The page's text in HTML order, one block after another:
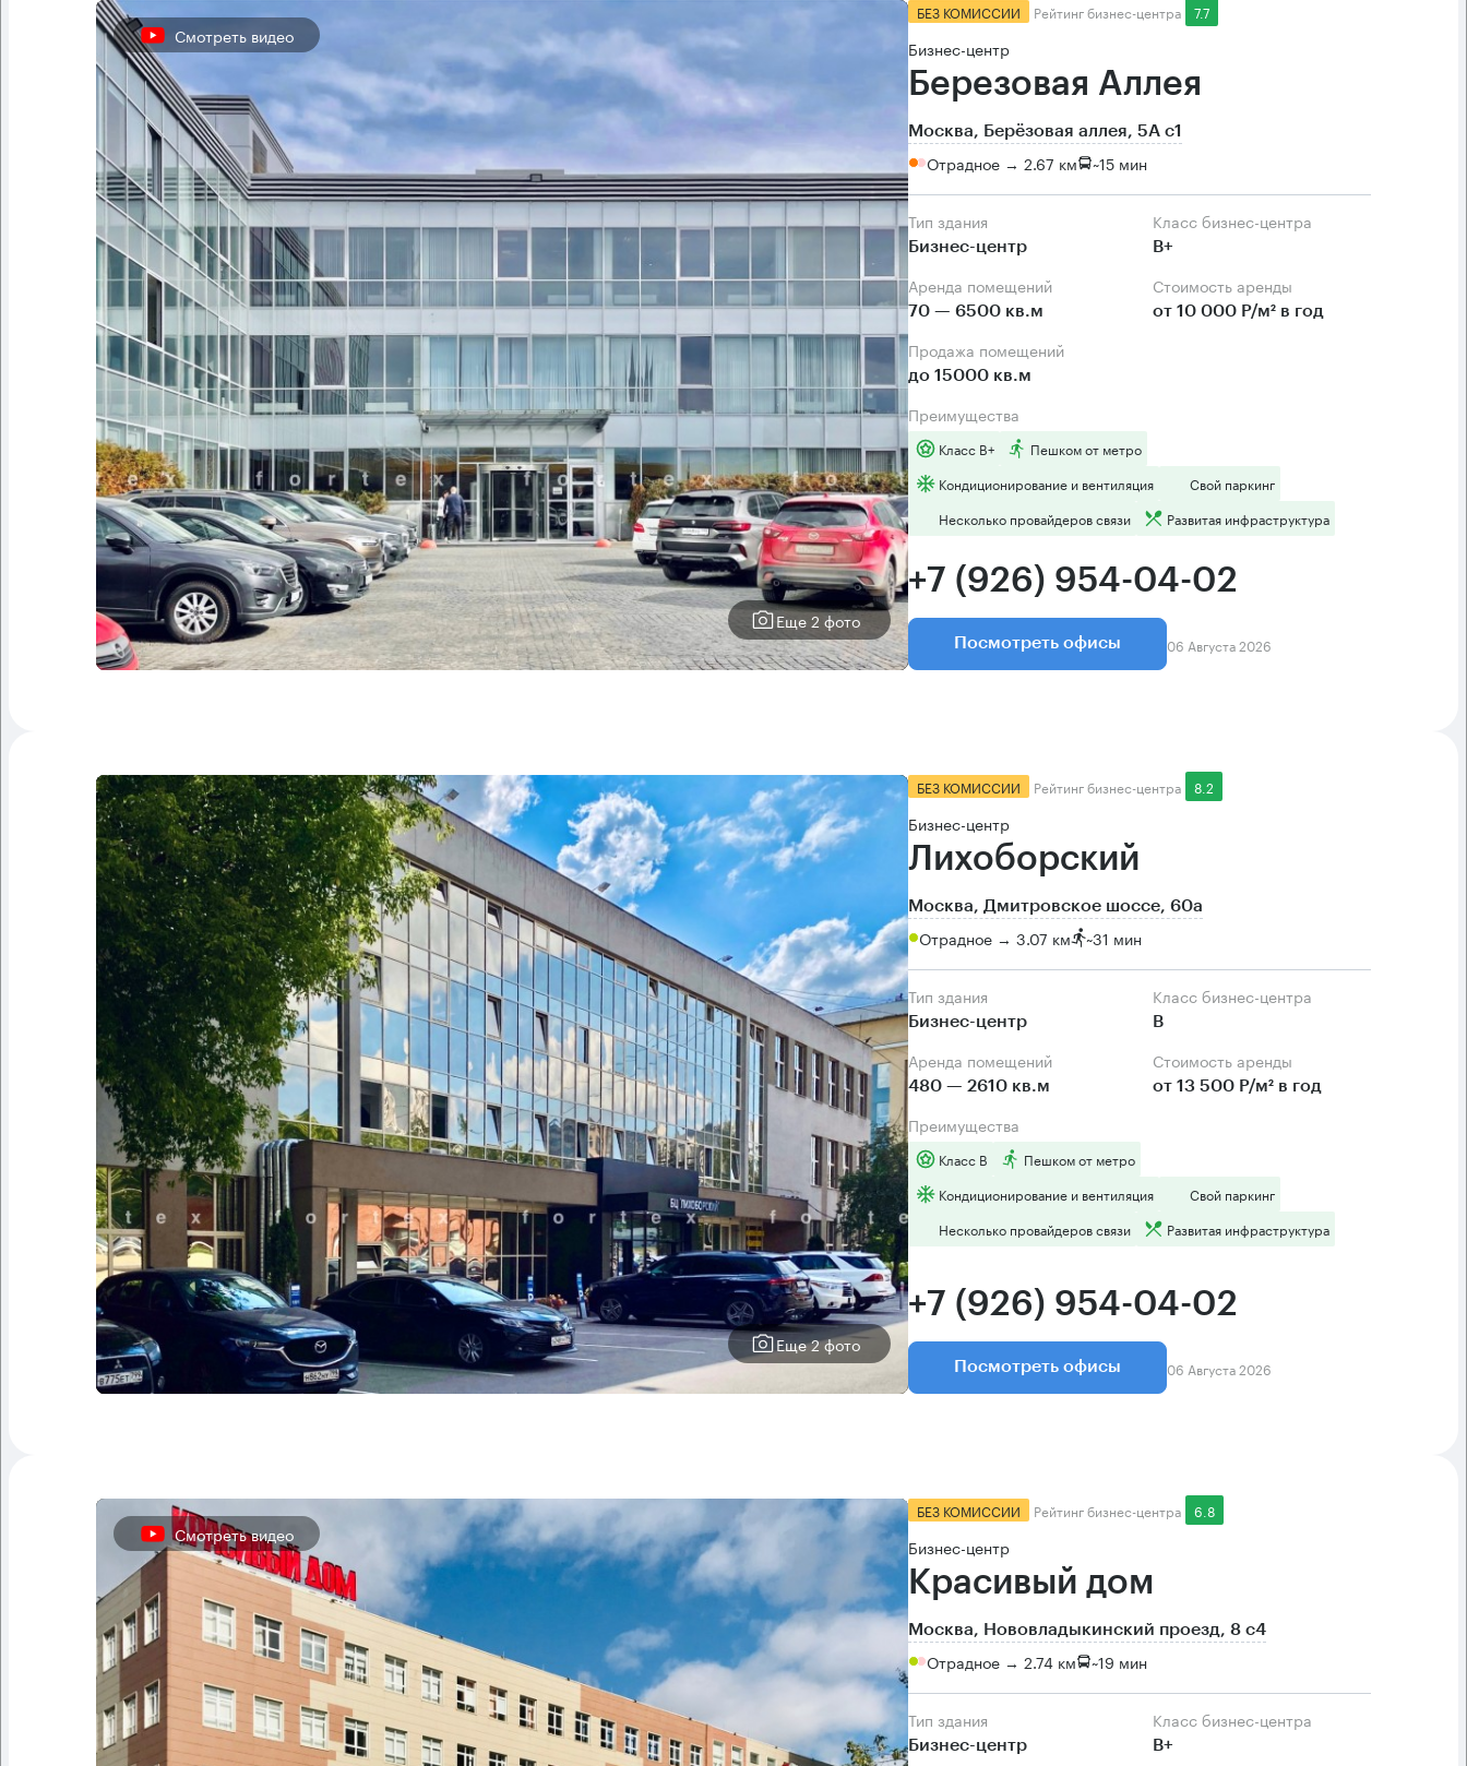
Смотреть видео
Еще 2 фото
БЕЗ КОМИССИИ Рейтинг бизнес-центра 7.7
Бизнес-центр
Березовая Аллея
Москва, Берёзовая аллея, 5А с1
Отрадное → 2.67 км ~15 мин
Тип здания
Бизнес-центр
Класс бизнес-центра
B+
Аренда помещений
70 — 6500 кв.м
Стоимость аренды
от 10 000 Р/м² в год
Продажа помещений
до 15000 кв.м
Преимущества
Класс B+
Пешком от метро
Кондиционирование и вентиляция
Свой паркинг
Несколько провайдеров связи
Развитая инфраструктура
+7 (926) 954-04-02
Посмотреть офисы 06 Августа 2026
Еще 2 фото
БЕЗ КОМИССИИ Рейтинг бизнес-центра 8.2
Бизнес-центр
Лихоборский
Москва, Дмитровское шоссе, 60а
Отрадное → 3.07 км ~31 мин
Тип здания
Бизнес-центр
Класс бизнес-центра
B
Аренда помещений
480 — 2610 кв.м
Стоимость аренды
от 13 500 Р/м² в год
Преимущества
Класс B
Пешком от метро
Кондиционирование и вентиляция
Свой паркинг
Несколько провайдеров связи
Развитая инфраструктура
+7 (926) 954-04-02
Посмотреть офисы 06 Августа 2026
Смотреть видео
БЕЗ КОМИССИИ Рейтинг бизнес-центра 6.8
Бизнес-центр
Красивый дом
Москва, Нововладыкинский проезд, 8 с4
Отрадное → 2.74 км ~19 мин
Тип здания
Бизнес-центр
Класс бизнес-центра
B+